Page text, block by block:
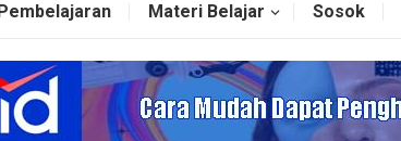
Materi Belajar Sosok